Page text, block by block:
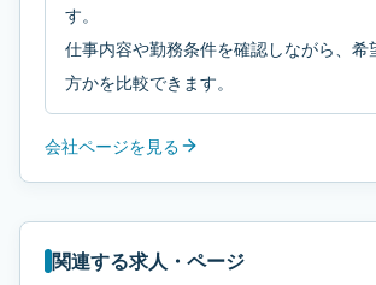
す。
仕事内容や勤務条件を確認しながら、希
方かを比較できます。
会社ページを見る
関連する求人・ページ